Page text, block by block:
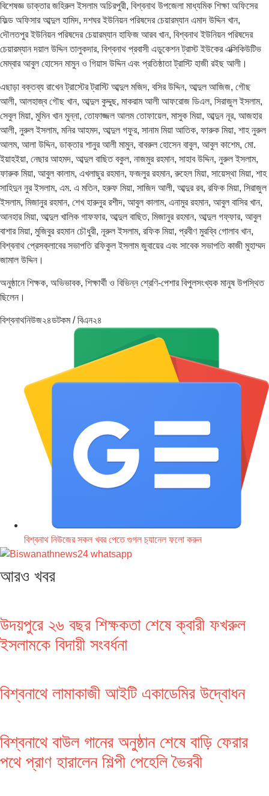
বিশেষজ্ঞ ডাক্তার জহিরুল ইসলাম অচিরপুরী, বিশ্বনাথ উপজেলা মাধ্যমিক শিক্ষা অফিসের
ফিল্ড অফিসার আব্দুল হামিদ, দশঘর ইউনিয়ন পরিষদের চেয়ারম্যান এমাদ উদ্দিন খান,
দৌলতপুর ইউনিয়ন পরিষদের চেয়ারম্যান হাফিজ আরব খান, বিশ্বনাথ ইউনিয়ন পরিষদের
চেয়ারম্যান দয়াল উদ্দিন তালুকদার, বিশ্বনাথ প্রবাসী এডুকেশন ট্রাস্ট ইউকের এক্সিকিউটিভ
মেম্বার আবুল হোসেন মামুন ও গিয়াস উদ্দিন এবং প্রতিষ্ঠাতা ট্রাস্টি হাজী রইছ আলী।
এছাড়া বক্তব্য রাখেন ট্রাস্টের ট্রাস্টি আব্দুল মজিদ, বসির উদ্দিন, আব্দুল আজিজ, গৌছ
আলী, আলহাজ্ব গৌছ খান, আব্দুল কুদ্দুছ, মাকরাম আলী আফরোজ ডিএল, সিরাজুল ইসলাম,
সেবুল মিয়া, মুমিন খান মুন্না, তোফাজ্জল আলম তোফায়েল, মাসুক মিয়া, আব্দুন নূর, আজহার
আলী, নুরুল ইসলাম, মনির আহমদ, আব্দুল গফুর, সানাম মিয়া আতিক, ফারুক মিয়া, শাহ নুরুল
আলম, আলা উদ্দিন, ডাক্তার শানুর আলী মামুন, বাবরুল হোসেন বাবুল, আবুল কাশেম, মো.
ইয়াহইয়া, নেছার আহমদ, আব্দুল বাছিত বকুল, নাজমুর রহমান, সাহাব উদ্দিন, নুরুল ইসলাম,
ফারুক মিয়া, আবুল কালাম, এখলাছুর রহমান, ফজলুর রহমান, রুহেল মিয়া, সায়েস্থা মিয়া, শাহ
সাহিদুন নুর ইসলাম, এম. এ মতিন, হরুফ মিয়া, সাজিদ আলী, আব্দুর রব, রফিক মিয়া, সিরাজুল
ইসলাম, মিজানুর রহমান, শেখ হারুনুর রশীদ, আবুল কালাম, এনামুর রহমান, আবুল বাসির খান,
আনহার মিয়া, আব্দুল খালিক গাফফার, আব্দুল বাছিত, মিজানুর রহমান, আব্দুল গফ্ফার, আবুল
বাশার মিয়া, মুজিবুর রহমান চৌধুরী, নূরুল ইসলাম, রফিক মিয়া, প্রবীণ মুরব্বি গোলাব খান,
বিশ্বনাথ প্রেসক্লাবের সভাপতি রফিকুল ইসলাম জুবায়ের এবং সাবেক সভাপতি কাজী মুহাম্মদ
জামাল উদ্দিন।
অনুষ্ঠানে শিক্ষক, অভিভাবক, শিক্ষার্থী ও বিভিন্ন শ্রেণি-পেশার বিপুলসংখ্যক মানুষ উপস্থিত
ছিলেন।
বিশ্বনাথনিউজ২৪ডটকম / বিএন২৪
বিশ্বনাথ নিউজের সকল খবর পেতে গুগল চ‌্যানেল ফলো করুন
আরও খবর
উদয়পুরে ২৬ বছর শিক্ষকতা শেষে ক্বারী ফখরুল
ইসলামকে বিদায়ী সংবর্ধনা
বিশ্বনাথে লামাকাজী আইটি একাডেমির উদ্বোধন
বিশ্বনাথে বাউল গানের অনুষ্ঠান শেষে বাড়ি ফেরার
পথে প্রাণ হারালেন শিল্পী পেহেলি ভৈরবী